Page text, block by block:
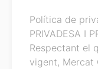
Política de
PRIVADESA I
Respectant el
vigent, Mercat